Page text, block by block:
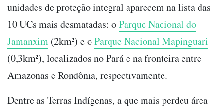
unidades de proteção integral aparecem na lista das
10 UCs mais desmatadas: oParque Nacional do
Jamanxim (2km²) e oParque Nacional Mapinguari
(0,3km²), localizados no Pará e na fronteira entre
Amazonas e Rondônia, respectivamente.
Dentre as Terras Indígenas, a que mais perdeu área